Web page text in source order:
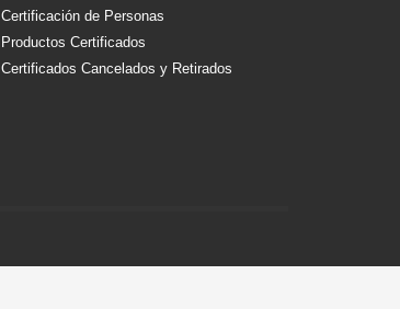
Certificación de Personas
Productos Certificados
Certificados Cancelados y Retirados